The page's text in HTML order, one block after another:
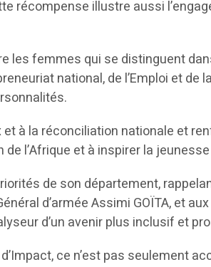
récompense illustre aussi
les femmes qui se distinguent
national, de l’Emploi et
à la réconciliation nationale et
l’Afrique et à inspirer la
de son département,
d’armée Assimi GOÏTA, et
d’un avenir plus inclusif et
ce n’est pas seulement